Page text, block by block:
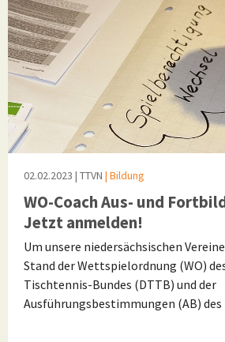
02.02.2023 | TTVN | Bildung
WO-Coach Aus- und
Jetzt anmelden!
Um unsere niedersächsischen
Stand der Wettspielordnung (WO)
Tischtennis-Bundes (DTTB) und der
Ausführungsbestimmungen (AB)